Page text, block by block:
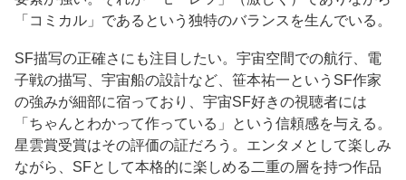
「コミカル」であるという独特のバランスを生んでいる。
SF描写の正確さにも注目したい。宇宙空間での航行、電
子戦の描写、宇宙船の設計など、笹本祐一というSF作家
の強みが細部に宿っており、宇宙SF好きの視聴者には
「ちゃんとわかって作っている」という信頼感を与える。
星雲賞受賞はその評価の証だろう。エンタメとして楽しみ
ながら、SFとして本格的に楽しめる二重の層を持つ作品